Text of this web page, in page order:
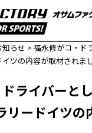
知らせ > 福永修がコ・ド
イツの内容が取材されま
ライバーと
リードイツの